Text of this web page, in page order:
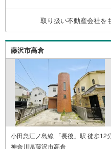
ン返済】65歳以上から
探しの【このタイミ
ませんか？？
取り扱い不動産会社を
藤沢市高倉
小田急江ノ島線 「長後」駅 徒歩12
神奈川県藤沢市高倉